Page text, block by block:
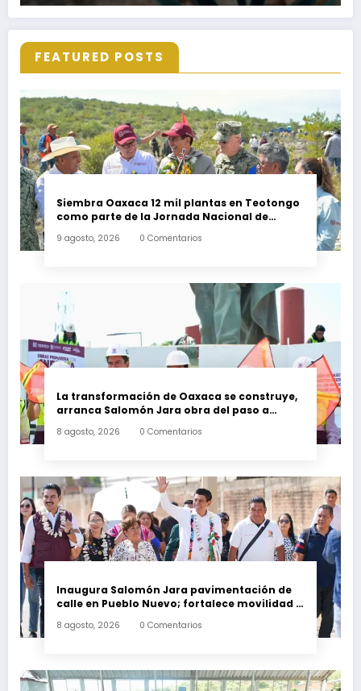
FEATURED POSTS
Siembra Oaxaca 12 mil plantas en Teotongo
como parte de la Jornada Nacional de
9 agosto, 2026 0 Comentarios
La transformación de Oaxaca se construye,
arranca Salomón Jara obra del paso a
kilómetro 184 + 300
8 agosto, 2026 0 Comentarios
Inaugura Salomón Jara pavimentación de
calle en Pueblo Nuevo; fortalece movilidad y
8 agosto, 2026 0 Comentarios